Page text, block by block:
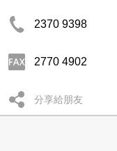
2370 9398
2770 4902
分享給朋友